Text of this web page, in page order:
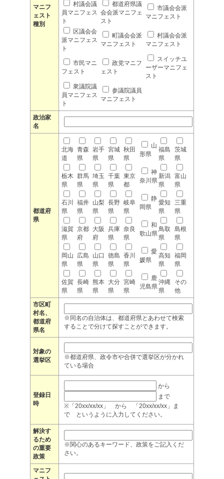
マニフ
ェスト
種別
村議会議
員マニフェス
ト
都道府県議
会会派マニフェ
スト
市議会会派
マニフェスト
区議会会
派マニフェス
ト
町議会会派
マニフェスト
村議会会派
マニフェスト
市民マニ
フェスト
政党マニフ
ェスト
スイッチユ
ーザーマニフェ
スト
衆議院議
員マニフェス
ト
参議院議員
マニフェスト
政治家
名
都道府
県
北海
道
青森
県
岩手
県
宮城
県
秋田
県
山
形県
福島
県
茨城
県
栃木
県
群馬
県
埼玉
県
千葉
県
東京
都
神
奈川県
新潟
県
富山
県
石川
県
福井
県
山梨
県
長野
県
岐阜
県
静
岡県
愛知
県
三重
県
滋賀
県
京都
府
大阪
府
兵庫
県
奈良
県
和
歌山県
鳥取
県
島根
県
岡山
県
広島
県
山口
県
徳島
県
香川
県
愛
媛県
高知
県
福岡
県
佐賀
県
長崎
県
熊本
県
大分
県
宮崎
県
鹿
児島県
沖縄
県
その
他
市区町
村名、
都道府
県名
※同名の自治体は、都道府県とあわせて検索
することで分けて探すことができます。
対象の
選挙区
※都道府県、政令市や合併で選挙区が分かれ
ている場合
登録日
時
から
まで
※「20xx/xx/xx」 から 「20xx/xx/xx」ま
で というように入力してください。
解決す
るため
の重要
政策
※関心のあるキーワード、政策をご記入くだ
さい。
マニフ